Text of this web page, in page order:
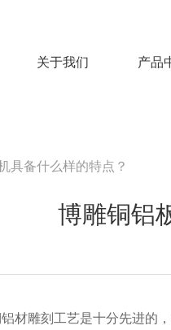
关于我们 产品
具备什么样的特点？
博雕铜铝
材雕刻工艺是十分先进的